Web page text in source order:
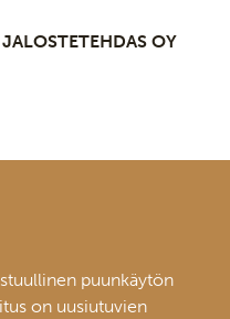
JALOSTETEHDAS OY
puunkäytön
on uusiutuvien